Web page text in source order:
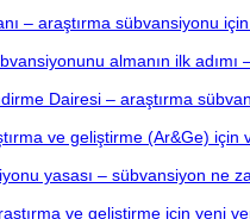
– araştırma sübvansiyonu
almanın ilk
Dairesi – araştırma
ve geliştirme (Ar&Ge) için
yasası – sübvansiyon ne
ve geliştirme için yeni